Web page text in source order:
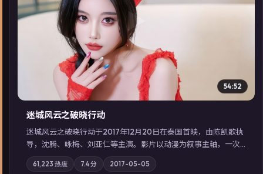
▶
54:52
迷城风云之破晓行动
迷城风云之破晓行动于2017年12月20日在泰国首映，由陈凯歌执
导，沈腾、咏梅、刘亚仁等主演。影片以动漫为叙事主轴，一次
普通通勤演变成全城关注的生死营救；摄影与配乐强化地域气
质；站内亦可通过「国产免费观看高清电视剧在线看」延展检索
61,223 热度 7.4分 2017-05-05